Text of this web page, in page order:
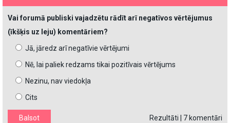
Vai forumā publiski vajadzētu rādīt arī negatīvos vērtējumus
(īkšķis uz leju) komentāriem?
Jā, jāredz arī negatīvie vērtējumi
Nē, lai paliek redzams tikai pozitīvais vērtējums
Nezinu, nav viedokļa
Cits
Rezultāti 7 komentāri